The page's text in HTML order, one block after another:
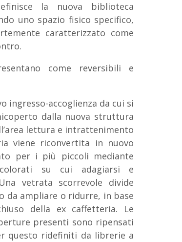
la nuova biblioteca
uno spazio fisico specifico,
caratterizzato come
come reversibili e
ingresso-accoglienza da cui si
dalla nuova struttura
lettura e intrattenimento
viene riconvertita in nuovo
per i più piccoli mediante
su cui adagiarsi e
vetrata scorrevole divide
da ampliare o ridurre, in base
della ex caffetteria. Le
presenti sono ripensati
questo ridefiniti da librerie a